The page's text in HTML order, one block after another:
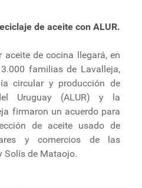
de aceite con ALUR.
aceite de cocina llegará, en
familias de Lavalleja,
circular y producción de
Uruguay (ALUR) y la
firmaron un acuerdo para
de aceite usado de
y comercios de las
Solís de Mataojo.